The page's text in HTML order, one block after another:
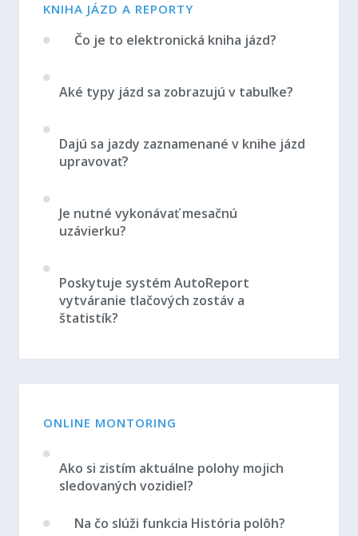
KNIHA JÁZD A REPORTY
Čo je to elektronická kniha jázd?
Aké typy jázd sa zobrazujú v tabuľke?
Dajú sa jazdy zaznamenané v knihe jázd
upravovať?
Je nutné vykonávať mesačnú
uzávierku?
Poskytuje systém AutoReport
vytváranie tlačových zostáv a
štatistík?
ONLINE MONTORING
Ako si zistím aktuálne polohy mojich
sledovaných vozidiel?
Na čo slúži funkcia História polôh?